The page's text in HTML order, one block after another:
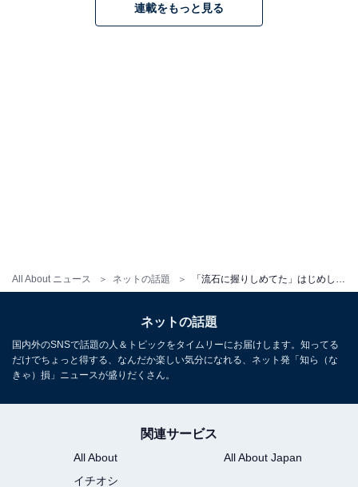
All About ニュース ネットの話題
連載をもっと見る
ネットの話題
国内外のSNSで話題の人＆トピックをタイムリーにお届けします。知ってる
だけでちょっと得する、なんだか楽しい気分になれる、ネット発「知ら（な
きゃ）損」ニュースが盛りだくさん。
関連サービス
All About
All About Japan
イチオシ